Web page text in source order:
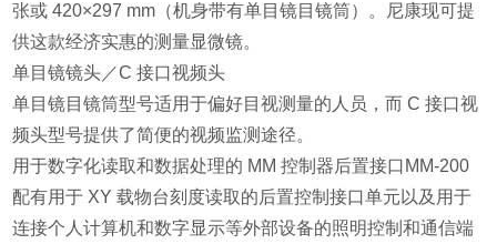
张或 420×297 mm（机身带有单目镜目镜筒）。尼康现可提
供这款经济实惠的测量显微镜。
单目镜镜头／C 接口视频头
单目镜目镜筒型号适用于偏好目视测量的人员，而 C 接口视
频头型号提供了简便的视频监测途径。
用于数字化读取和数据处理的 MM 控制器后置接口MM-200
配有用于 XY 载物台刻度读取的后置控制接口单元以及用于
连接个人计算机和数字显示等外部设备的照明控制和通信端